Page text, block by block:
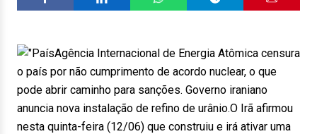
Agência Internacional de Energia Atômica censura
o país por não cumprimento de acordo nuclear, o que
pode abrir caminho para sanções. Governo iraniano
anuncia nova instalação de refino de urânio.O Irã afirmou
nesta quinta-feira (12/06) que construiu e irá ativar uma